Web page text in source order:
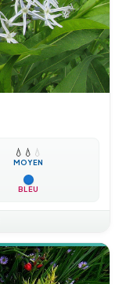
💧 💧 💧
MOYEN
BLEU